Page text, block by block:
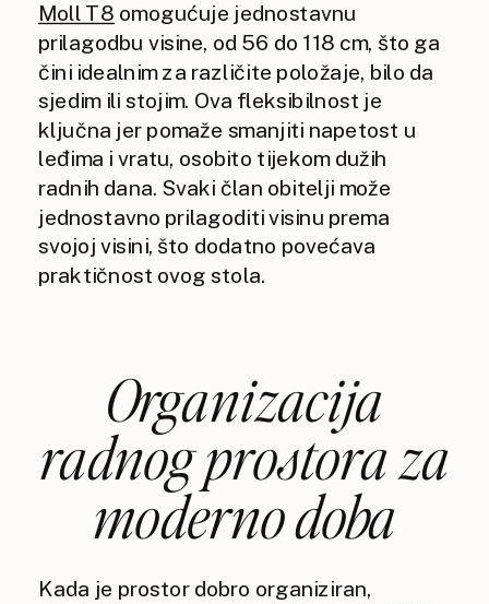
Moll T8 omogućuje jednostavnu
prilagodbu visine, od 56 do 118 cm, što ga
čini idealnim za različite položaje, bilo da
sjedim ili stojim. Ova fleksibilnost je
ključna jer pomaže smanjiti napetost u
leđima i vratu, osobito tijekom dužih
radnih dana. Svaki član obitelji može
jednostavno prilagoditi visinu prema
svojoj visini, što dodatno povećava
praktičnost ovog stola.
Organizacija
radnog prostora za
moderno doba
Kada je prostor dobro organiziran,